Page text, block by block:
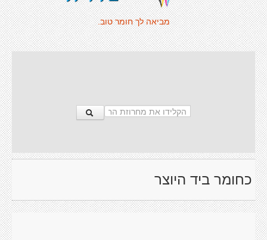
מביאה לך חומר טוב.
כחומר ביד היוצר